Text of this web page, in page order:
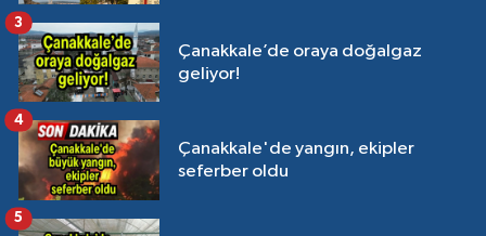
Çanakkale’de oraya doğalgaz
geliyor!
3
Çanakkale'de yangın, ekipler
seferber oldu
4
5